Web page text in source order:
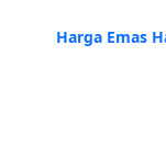
Harga Emas